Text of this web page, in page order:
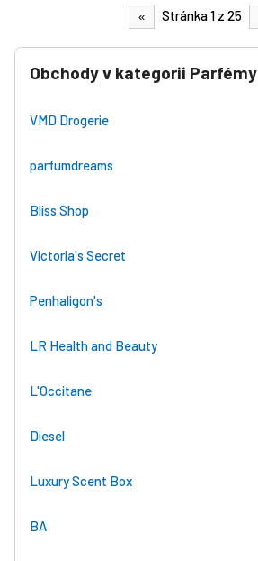
« Stránka 1 z 25
Obchody v kategorii Parfémy
VMD Drogerie
parfumdreams
Bliss Shop
Victoria's Secret
Penhaligon's
LR Health and Beauty
L'Occitane
Diesel
Luxury Scent Box
BA